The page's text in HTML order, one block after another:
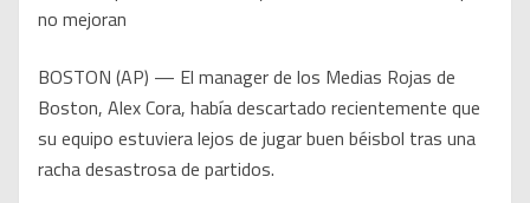
BOSTON (AP) — El manager de los Medias Rojas de
Boston, Alex Cora, había descartado recientemente que
su equipo estuviera lejos de jugar buen béisbol tras una
racha desastrosa de partidos.